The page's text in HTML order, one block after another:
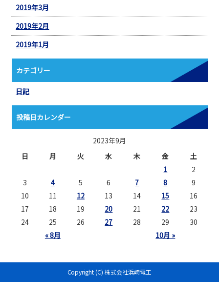
2019年3月
2019年2月
2019年1月
カテゴリー
日記
投稿日カレンダー
2023年9月
日
月 火 水 木 金 土
« 8月 10月 »
1
2
3
4 5 6 7 8
9
10
11 12 13 14 15
16
17
18 19 20 21 22
23
24
25 26 27 28 29 30
Copyright (C) 株式会社浜崎電工